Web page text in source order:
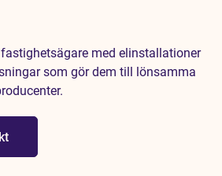
med elinstallationer
som gör dem till lönsamma